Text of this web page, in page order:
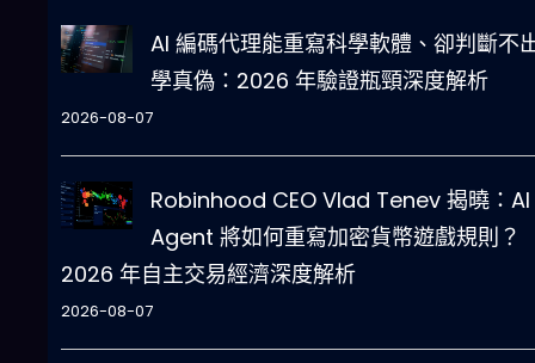
AI 編碼代理能重寫科學軟體、卻判斷不
學真偽：2026 年驗證瓶頸深度解析
2026-08-07
Robinhood CEO Vlad Tenev 揭曉：AI
Agent 將如何重寫加密貨幣遊戲規則？
2026 年自主交易經濟深度解析
2026-08-07